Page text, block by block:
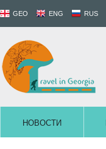
GEO ENG RUS
НОВОСТИ